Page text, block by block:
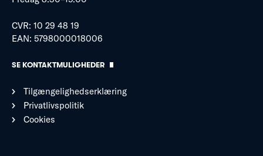
CVR: 10 29 48 19
EAN: 5798000018006
SE KONTAKTMULIGHEDER
Tilgængelighedserklæring
Privatlivspolitik
Cookies